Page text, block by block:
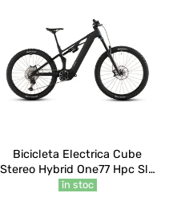
Bicicleta Electrica Cube
Stereo Hybrid One77 Hpc Slx
800 Blackline 2026
în stoc